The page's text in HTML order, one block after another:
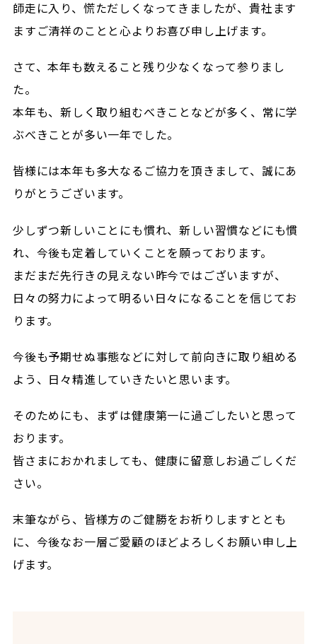
師走に入り、慌ただしくなってきましたが、貴社ます
ますご清祥のことと心よりお喜び申し上げます。
さて、本年も数えること残り少なくなって参りまし
た。
本年も、新しく取り組むべきことなどが多く、常に学
ぶべきことが多い一年でした。
皆様には本年も多大なるご協力を頂きまして、誠にあ
りがとうございます。
少しずつ新しいことにも慣れ、新しい習慣などにも慣
れ、今後も定着していくことを願っております。
まだまだ先行きの見えない昨今ではございますが、
日々の努力によって明るい日々になることを信じてお
ります。
今後も予期せぬ事態などに対して前向きに取り組める
よう、日々精進していきたいと思います。
そのためにも、まずは健康第一に過ごしたいと思って
おります。
皆さまにおかれましても、健康に留意しお過ごしくだ
さい。
末筆ながら、皆様方のご健勝をお祈りしますととも
に、今後なお一層ご愛顧のほどよろしくお願い申し上
げます。